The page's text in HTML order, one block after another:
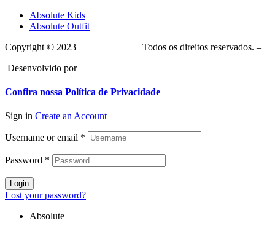
Absolute Kids
Absolute Outfit
Copyright © 2023
Todos os direitos reservados. –
Desenvolvido por
Confira nossa Política de Privacidade
Sign in Create an Account
Username or email *
Password *
Login
Lost your password?
Absolute